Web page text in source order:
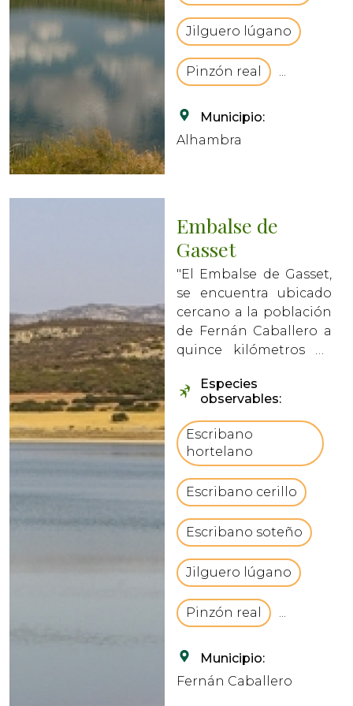
Jilguero lúgano
Pinzón real ...
Municipio:
Alhambra
Embalse de
Gasset
"El Embalse de Gasset,
se encuentra ubicado
cercano a la población
de Fernán Caballero a
quince kilómetros de
abastece de agua a la
capital. El embalse
pertenece a la cuenca
del Guadiana y está
situado en la provincia
de Ciudad
Real.vbCrLfS...
Especies
observables:
Escribano
hortelano
Escribano cerillo
Escribano soteño
Jilguero lúgano
Pinzón real ...
Municipio:
Fernán Caballero